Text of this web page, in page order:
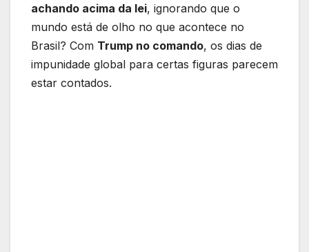
achando acima da lei, ignorando que o
mundo está de olho no que acontece no
Brasil? Com Trump no comando, os dias de
impunidade global para certas figuras parecem
estar contados.